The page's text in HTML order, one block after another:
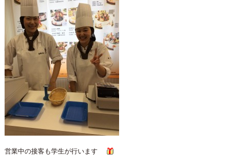
営業中の接客も学生が行います